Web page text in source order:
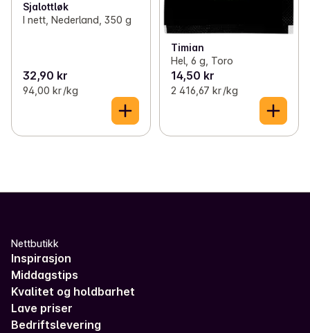
Sjalottløk
I nett, Nederland, 350 g
32,90 kr
94,00 kr /kg
Timian
Hel, 6 g, Toro
14,50 kr
2 416,67 kr /kg
Nettbutikk
Inspirasjon
Middagstips
Kvalitet og holdbarhet
Lave priser
Bedriftslevering